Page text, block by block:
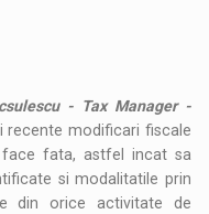
- Tax Manager -
modificari fiscale
fata, astfel incat sa
si modalitatile prin
din orice activitate de